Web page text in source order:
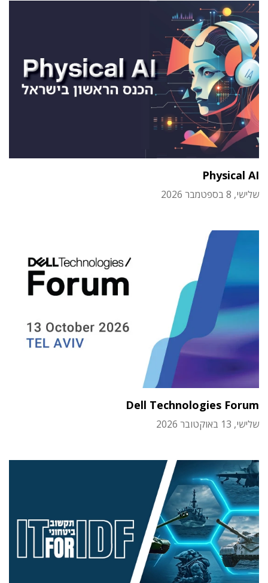
Physical AI
שלישי, 8 בספטמבר 2026
Dell Technologies Forum
שלישי, 13 באוקטובר 2026